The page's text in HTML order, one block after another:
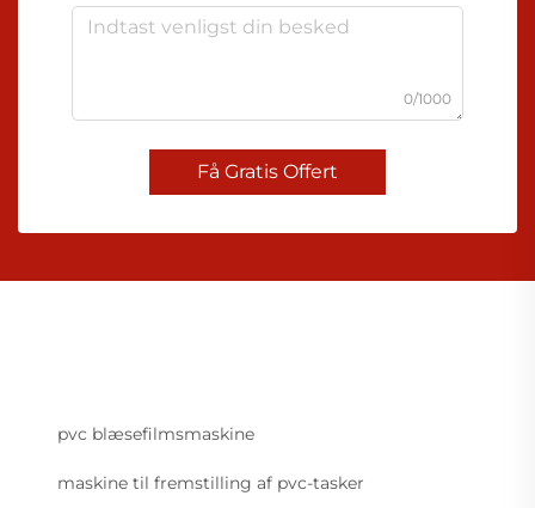
0/1000
Få Gratis Offert
pvc blæsefilmsmaskine
maskine til fremstilling af pvc-tasker